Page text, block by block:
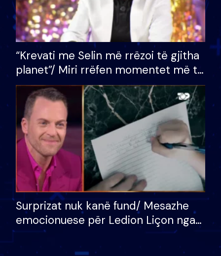
“Krevati me Selin më rrëzoi të gjitha
planet”/ Miri rrëfen momentet më të
bukura në shtëpinë e BB VIP: Do më
mungojë zilja e mëngjesit kur…
Surprizat nuk kanë fund/ Mesazhe
emocionuese për Ledion Liçon nga
nëna dhe fëmijët e tij, moderatori
nuk i mban dot lotët: Nuk meritoj…